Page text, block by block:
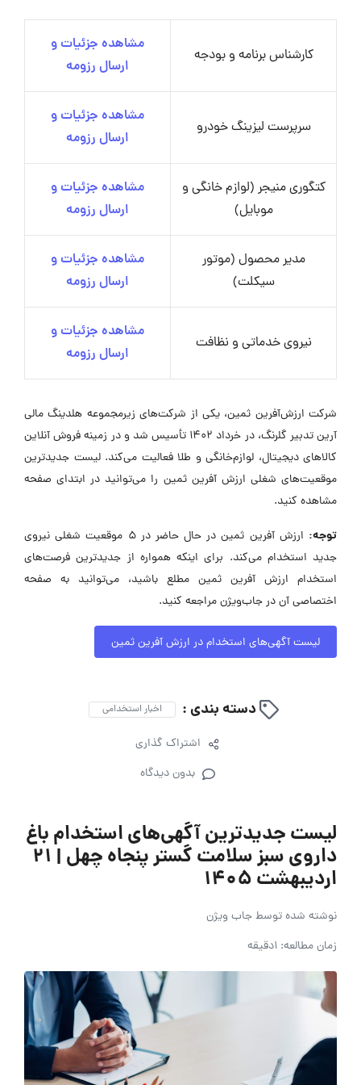
کارشناس برنامه و بودجه
مشاهده جزئیات و
ارسال رزومه
سرپرست لیزینگ خودرو
مشاهده جزئیات و
ارسال رزومه
کتگوری منیجر (لوازم خانگی و
موبایل)
مشاهده جزئیات و
ارسال رزومه
مدیر محصول (موتور
سیکلت)
مشاهده جزئیات و
ارسال رزومه
نیروی خدماتی و نظافت
مشاهده جزئیات و
ارسال رزومه
شرکت ارزش‌آفرین ثمین، یکی از شرکت‌های زیرمجموعه هلدینگ مالی
آرین تدبیر گلرنگ، در خرداد ۱۴۰۲ تأسیس شد و در زمینه فروش آنلاین
کالاهای دیجیتال، لوازم‌خانگی و طلا فعالیت می‌کند. لیست جدیدترین
موقعیت‌های شغلی ارزش آفرین ثمین را می‌توانید در ابتدای صفحه
مشاهده کنید.
توجه:
ارزش آفرین ثمین در حال حاضر در ۵ موقعیت شغلی نیروی
جدید استخدام می‌کند. برای اینکه همواره از جدیدترین فرصت‌های
استخدام ارزش آفرین ثمین مطلع باشید، می‌توانید به صفحه
اختصاصی آن در جاب‌ویژن مراجعه کنید.
لیست آگهی‌های استخدام در ارزش آفرین ثمین
دسته بندی : اخبار استخدامی
اشتراک گذاری
بدون دیدگاه
لیست جدیدترین آگهی‌های استخدام باغ
داروی سبز سلامت گستر پنجاه چهل | ۲۱
اردیبهشت ۱۴۰۵
نوشته شده توسطجاب ویژن
زمان مطالعه: 1دقیقه